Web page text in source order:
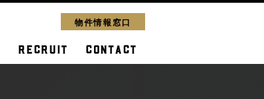
物件情報窓口
RECRUIT CONTACT